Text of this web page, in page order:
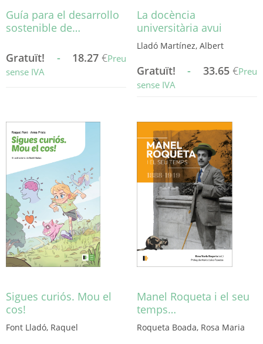
Guía para el desarrollo
sostenible de…
Gratuït! - 18.27 €Preu
sense IVA
variants.
Les
opcions
poden
triar
a
la
pàgina
del
producte
La docència
universitària avui
Lladó Martínez, Albert
Gratuït! - 33.65 €Preu
sense IVA
diverses
variants.
Les
opcions
poden
pàgina
del
Sigues curiós. Mou el
cos!
Font Lladó, Raquel
Manel Roqueta i el seu
temps…
Roqueta Boada, Rosa Maria